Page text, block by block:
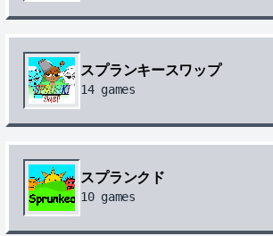
スプランキースワップ
14games
スプランクド
10games